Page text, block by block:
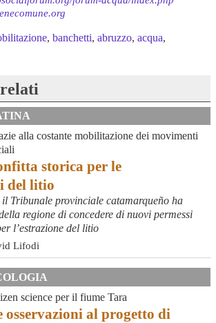
,banchetti,abruzzo,acqua,
alla costante mobilitazione dei movimenti
storica per le
del litio
Tribunale provinciale catamarqueño ha
regione di concedere di nuovi permessi
l’estrazione del litio
Lifodi
science per il fiume Tara
osservazioni al progetto di